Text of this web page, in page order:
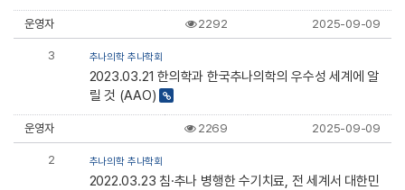
운영자 2292 2025-09-09
3 추나의학 추나학회
2023.03.21 한의학과 한국추나의학의 우수성 세계에 알
릴 것 (AAO)
운영자 2269 2025-09-09
2 추나의학 추나학회
2022.03.23 침·추나 병행한 수기치료, 전 세계서 대한민